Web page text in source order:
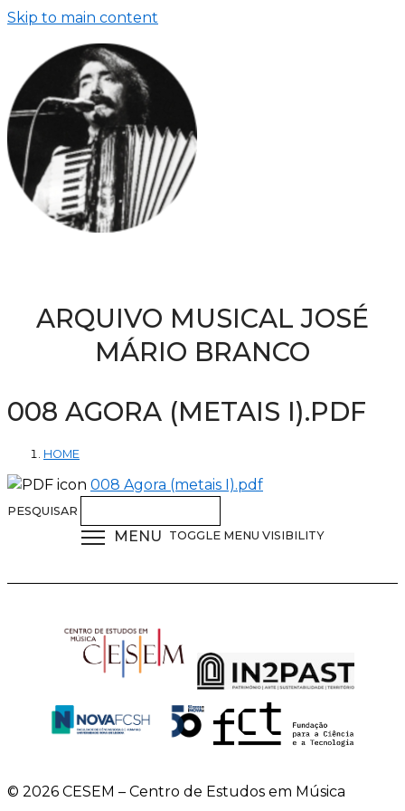
Skip to main content
ARQUIVO MUSICAL JOSÉ
MÁRIO BRANCO
008 AGORA (METAIS I).PDF
HOME
008 Agora (metais I).pdf
PESQUISAR
MENU TOGGLE MENU VISIBILITY
© 2026 CESEM – Centro de Estudos em Música